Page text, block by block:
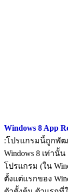
Windows 8 App
:โปรแกรมนี้ถูกพั
Windows 8 เท่านั้
โปรแกรม (ใน
ตั้งแต่แรกของ